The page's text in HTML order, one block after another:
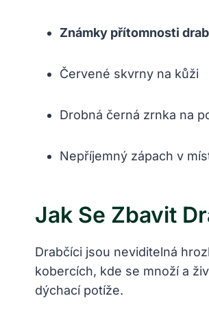
Známky přítomnosti
Červené skvrny na kůži
Drobná černá zrnka na
Nepříjemný zápach v
Jak Se Zbavit
Drabčíci jsou neviditelná
kobercích, kde se množí a
dýchací potíže.